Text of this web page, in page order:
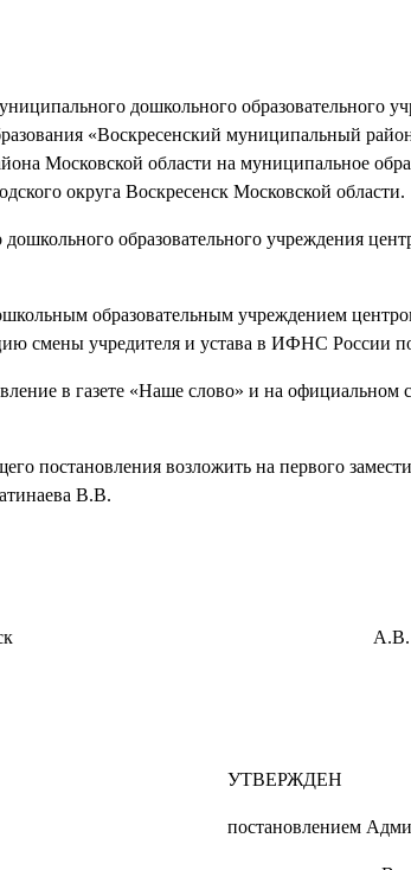
дошкольного образовательного
«Воскресенский муниципальный
Московской области на муниципальное
округа Воскресенск Московской области.
образовательного учреждения
образовательным учреждением
смены учредителя и устава в ИФНС России
в газете «Наше слово» и на официальном
постановления возложить на первого
В.В.
Воскресенск А.В.